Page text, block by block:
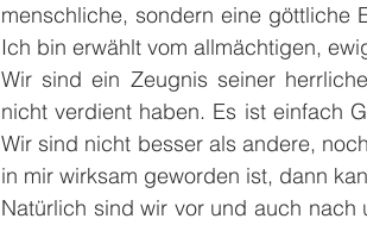
menschliche, sondern eine göttliche
Ich bin erwählt vom allmächtigen,
Wir sind ein Zeugnis seiner
nicht verdient haben. Es ist einfach
Wir sind nicht besser als andere,
in mir wirksam geworden ist, dann
Natürlich sind wir vor und auch nach